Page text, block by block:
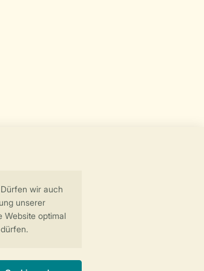
Zum Newsletter anmelden